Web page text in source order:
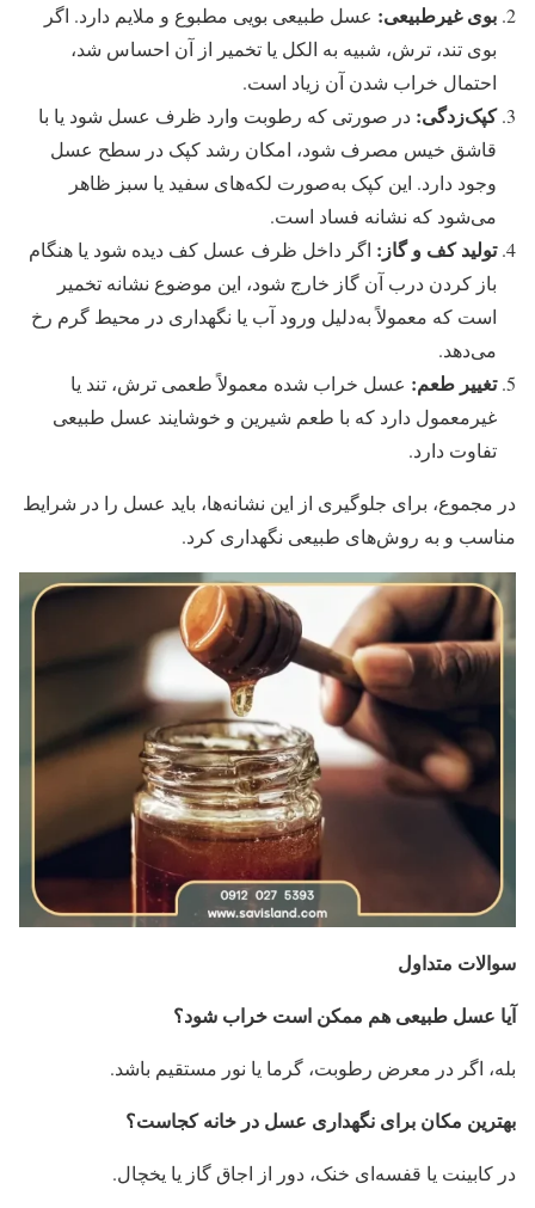
بوی غیرطبیعی: عسل طبیعی بویی مطبوع و ملایم دارد. اگر
بوی تند، ترش، شبیه به الکل یا تخمیر از آن احساس شد،
احتمال خراب شدن آن زیاد است.
کپک‌زدگی: در صورتی که رطوبت وارد ظرف عسل شود یا با
قاشق خیس مصرف شود، امکان رشد کپک در سطح عسل
وجود دارد. این کپک به‌صورت لکه‌های سفید یا سبز ظاهر
می‌شود که نشانه فساد است.
تولید کف و گاز : اگر داخل ظرف عسل کف دیده شود یا هنگام
باز کردن درب آن گاز خارج شود، این موضوع نشانه تخمیر
است که معمولاً به‌دلیل ورود آب یا نگهداری در محیط گرم رخ
می‌دهد.
تغییر طعم: عسل خراب شده معمولاً طعمی ترش، تند یا
غیرمعمول دارد که با طعم شیرین و خوشایند عسل طبیعی
تفاوت دارد.
در مجموع، برای جلوگیری از این نشانه‌ها، باید عسل را در شرایط
مناسب و به روش‌های طبیعی نگهداری کرد.
سوالات متداول
آیا عسل طبیعی هم ممکن است خراب شود؟
بله، اگر در معرض رطوبت، گرما یا نور مستقیم باشد.
بهترین مکان برای نگهداری عسل در خانه کجاست؟
در کابینت یا قفسه‌ای خنک، دور از اجاق گاز یا یخچال.